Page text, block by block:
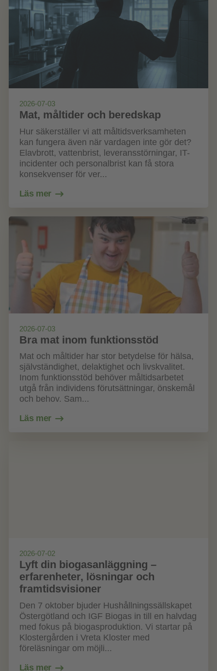
2026-07-03
Mat, måltider och beredskap
Hur säkerställer vi att måltidsverksamheten
kan fungera även när vardagen inte gör det?
Elavbrott, vattenbrist, leveransstörningar, IT-
incidenter och personalbrist kan få stora
konsekvenser för ver...
Läs mer
2026-07-03
Bra mat inom funktionsstöd
Mat och måltider har stor betydelse för hälsa,
självständighet, delaktighet och livskvalitet.
Inom funktionsstöd behöver måltidsarbetet
utgå från individens förutsättningar, önskemål
och behov. Sam...
Läs mer
2026-07-02
Lyft din biogasanläggning –
erfarenheter, lösningar och
framtidsvisioner
Den 7 oktober bjuder Hushållningssällskapet
Östergötland och IGF Biogas in till en halvdag
med fokus på biogasproduktion. Vi startar på
Klostergården i Vreta Kloster med
föreläsningar om möjli...
Läs mer